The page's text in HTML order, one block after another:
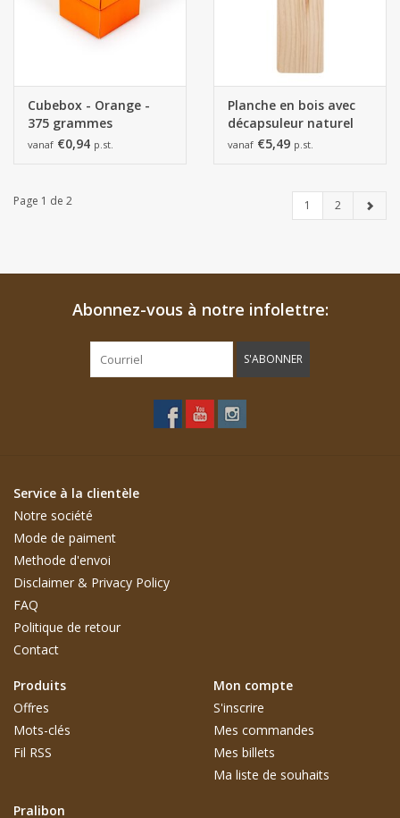
Cubebox - Orange -
375 grammes
vanaf €0,94 p.st.
Planche en bois avec
décapsuleur naturel
vanaf €5,49 p.st.
Page 1 de 2 1 2
Abonnez-vous à notre infolettre:
S'ABONNER
Service à la clientèle
Notre société
Mode de paiment
Methode d'envoi
Disclaimer & Privacy Policy
FAQ
Politique de retour
Contact
Produits
Offres
Mots-clés
Fil RSS
Mon compte
S'inscrire
Mes commandes
Mes billets
Ma liste de souhaits
Pralibon